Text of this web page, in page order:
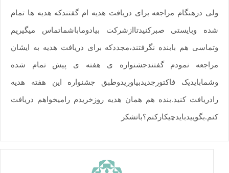
ولی درهنگام مراجعه برای دریافت هدیه ام گفتندکه هدیه ها تمام
شده وبایستی صبرکنیدتاازشرکت بیادوماباشماتماس میگیریم
وتماسی هم بابنده نگرفتند،مجددکه برای دریافت هدیه به ایشان
مراجعه نمودم گفتندجشنواره ی هفته ی پیش تمام شده
وشمابایدیک فاکتورجدیدبیاوریدوطبق جشنواره این هفته هدیه
رادریافت کنید.بنده هم همان هدیه روزخریدم رامیخواهم دریافت
کنم.بگوییدبایدچیکارکنم؟باتشکر